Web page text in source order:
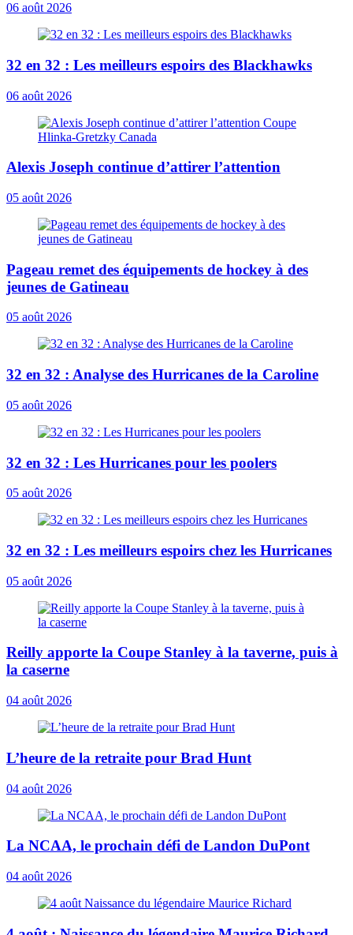
06 août 2026
32 en 32 : Les meilleurs espoirs des Blackhawks
06 août 2026
Alexis Joseph continue d’attirer l’attention
05 août 2026
Pageau remet des équipements de hockey à des
jeunes de Gatineau
05 août 2026
32 en 32 : Analyse des Hurricanes de la Caroline
05 août 2026
32 en 32 : Les Hurricanes pour les poolers
05 août 2026
32 en 32 : Les meilleurs espoirs chez les Hurricanes
05 août 2026
Reilly apporte la Coupe Stanley à la taverne, puis à
la caserne
04 août 2026
L’heure de la retraite pour Brad Hunt
04 août 2026
La NCAA, le prochain défi de Landon DuPont
04 août 2026